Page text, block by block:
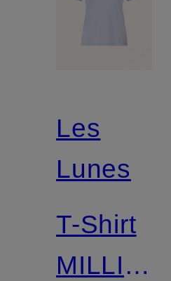
Les
Lunes
T-Shirt
MILLIE